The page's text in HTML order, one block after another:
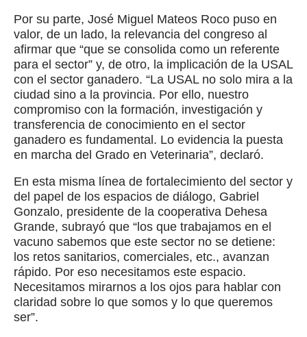
Por su parte, José Miguel Mateos Roco puso en
valor, de un lado, la relevancia del congreso al
afirmar que “que se consolida como un referente
para el sector” y, de otro, la implicación de la USAL
con el sector ganadero. “La USAL no solo mira a la
ciudad sino a la provincia. Por ello, nuestro
compromiso con la formación, investigación y
transferencia de conocimiento en el sector
ganadero es fundamental. Lo evidencia la puesta
en marcha del Grado en Veterinaria”, declaró.
En esta misma línea de fortalecimiento del sector y
del papel de los espacios de diálogo, Gabriel
Gonzalo, presidente de la cooperativa Dehesa
Grande, subrayó que “los que trabajamos en el
vacuno sabemos que este sector no se detiene:
los retos sanitarios, comerciales, etc., avanzan
rápido. Por eso necesitamos este espacio.
Necesitamos mirarnos a los ojos para hablar con
claridad sobre lo que somos y lo que queremos
ser”.